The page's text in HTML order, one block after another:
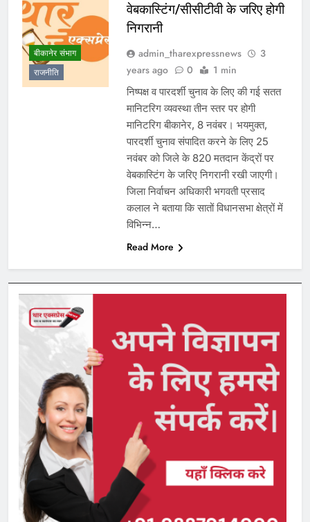
बीकानेर संभाग
राजनीति
वेबकास्टिंग/सीसीटीवी के जरिए होगी
निगरानी
admin_tharexpressnews
3
years ago
0 1 min
निष्पक्ष व पारदर्शी चुनाव के लिए की गई सतत
मानिटरिग व्यवस्था तीन स्तर पर होगी
मानिटरिग बीकानेर, 8 नवंबर। भयमुक्त,
पारदर्शी चुनाव संपादित करने के लिए 25
नवंबर को जिले के 820 मतदान केंद्रों पर
वेबकास्टिंग के जरिए निगरानी रखी जाएगी।
जिला निर्वाचन अधिकारी भगवती प्रसाद
कलाल ने बताया कि सातों विधानसभा क्षेत्रों में
विभिन्न…
Read More